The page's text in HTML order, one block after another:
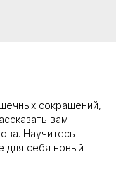
сокращений,
вам
Научитесь
для себя новый